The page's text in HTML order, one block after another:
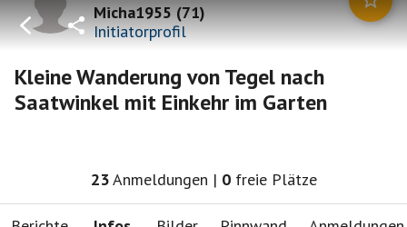
Micha1955(71)
Initiatorprofil
Kleine Wanderung von Tegel nach
Saatwinkel mit Einkehr im Garten
23Anmeldungen | 0 freie Plätze